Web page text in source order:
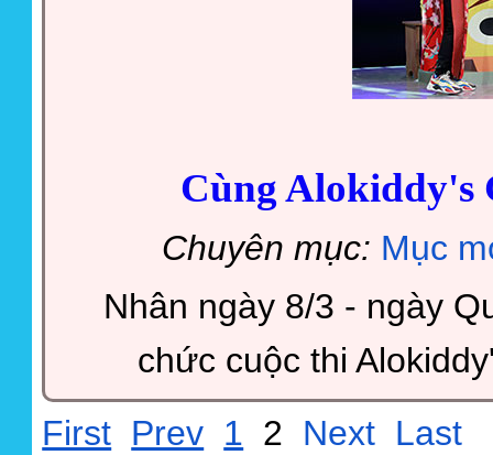
Cùng Alokiddy's
Chuyên mục: Mục
Nhân ngày 8/3 - ngày
chức cuộc thi
First Prev 1 2 Next Last